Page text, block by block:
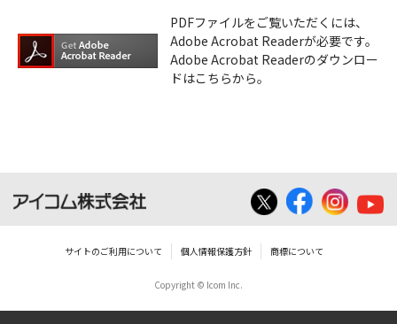
PDFファイルをご覧いただくには、
Adobe Acrobat Readerが必要です。
Adobe Acrobat Readerのダウンロー
ドはこちらから。
サイトのご利用について 個人情報保護方針 商標について
Copyright © Icom Inc.